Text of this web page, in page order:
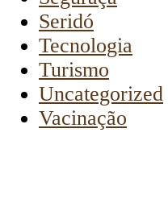
Seridó
Tecnologia
Turismo
Uncategorized
Vacinação